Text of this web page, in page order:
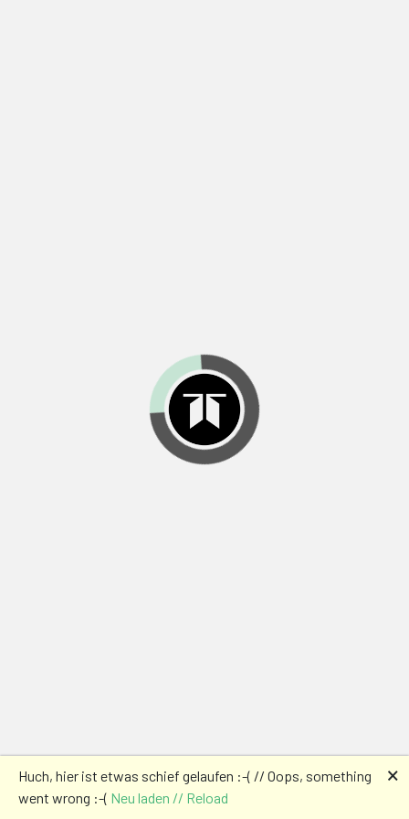
Huch, hier ist etwas schief gelaufen :-( // Oops, something
went wrong :-( Neu laden // Reload
🗙